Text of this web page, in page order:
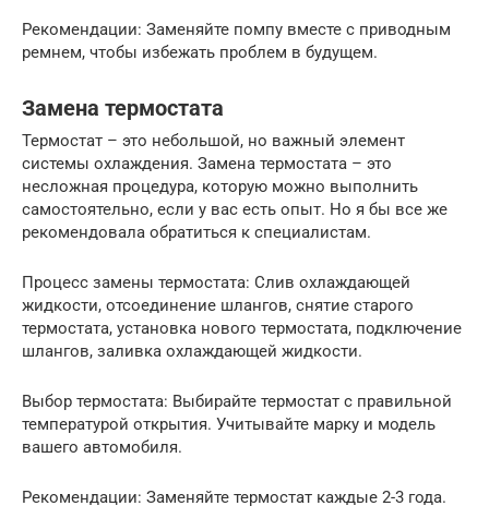
Рекомендации: Заменяйте помпу вместе с приводным
ремнем, чтобы избежать проблем в будущем.
Замена термостата
Термостат – это небольшой, но важный элемент
системы охлаждения. Замена термостата – это
несложная процедура, которую можно выполнить
самостоятельно, если у вас есть опыт. Но я бы все же
рекомендовала обратиться к специалистам.
Процесс замены термостата: Слив охлаждающей
жидкости, отсоединение шлангов, снятие старого
термостата, установка нового термостата, подключение
шлангов, заливка охлаждающей жидкости.
Выбор термостата: Выбирайте термостат с правильной
температурой открытия. Учитывайте марку и модель
вашего автомобиля.
Рекомендации: Заменяйте термостат каждые 2-3 года.